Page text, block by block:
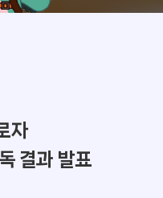
서자
결과 발표